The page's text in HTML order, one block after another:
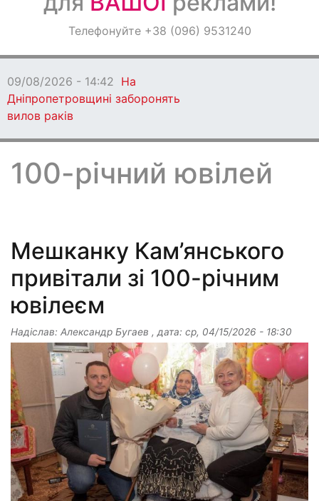
ОголошенняТелефонуйте +38 (096) 9531240
09/08/2026 - 14:42 На
Дніпропетровщині заборонять
вилов раків
100-річний ювілей
Мешканку Кам’янського
привітали зі 100-річним
ювілеєм
Надіслав: Александр Бугаев , дата: ср, 04/15/2026 - 18:30